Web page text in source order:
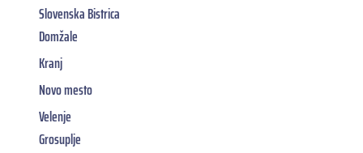
Slovenska Bistrica
Domžale
Kranj
Novo mesto
Velenje
Grosuplje